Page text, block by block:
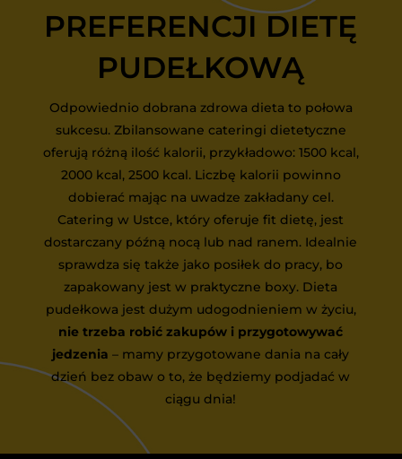
PREFERENCJI DIETĘ
PUDEŁKOWĄ
Odpowiednio dobrana zdrowa dieta to połowa
sukcesu. Zbilansowane cateringi dietetyczne
oferują różną ilość kalorii, przykładowo: 1500 kcal,
2000 kcal, 2500 kcal. Liczbę kalorii powinno
dobierać mając na uwadze zakładany cel.
Catering w Ustce, który oferuje fit dietę, jest
dostarczany późną nocą lub nad ranem. Idealnie
sprawdza się także jako posiłek do pracy, bo
zapakowany jest w praktyczne boxy. Dieta
pudełkowa jest dużym udogodnieniem w życiu,
nie trzeba robić zakupów i przygotowywać
jedzenia – mamy przygotowane dania na cały
dzień bez obaw o to, że będziemy podjadać w
ciągu dnia!